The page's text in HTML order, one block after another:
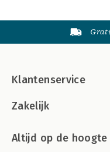
Klantenservice
Zakelijk
Altijd op de hoogte